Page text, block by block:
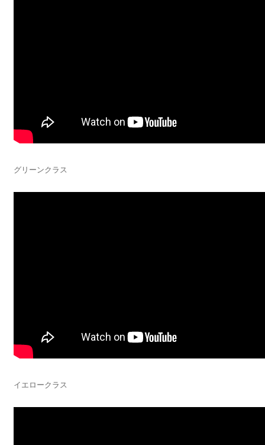
グリーンクラス
イエロークラス